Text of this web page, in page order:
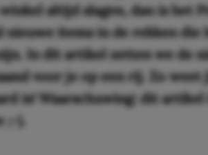
altijd slagen, dan is het
nieuwe items in de rekken die
In dit artikel zetten we de
voor je op een rij. Zo
is! Waarschuwing: dit artikel
;-).